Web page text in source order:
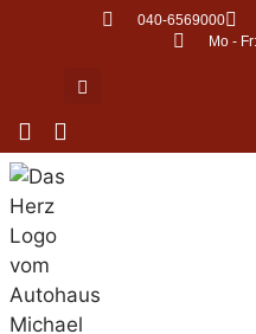
040-6569000
Mo -